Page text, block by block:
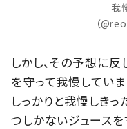
我
（
しかし、その予想に
を守って我慢していま
しっかりと我慢しき
つしかないジュース